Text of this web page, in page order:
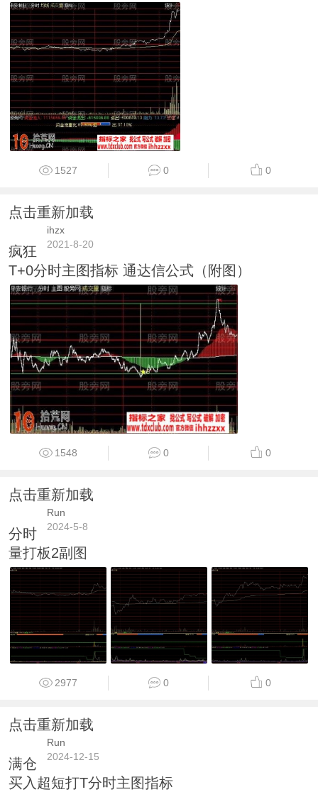
1527 0 0
点击重新加载
ihzx
2021-8-20
疯狂
T+0分时主图指标 通达信公式（附图）
1548 0 0
点击重新加载
Run
2024-5-8
分时
量打板2副图
2977 0 0
点击重新加载
Run
2024-12-15
满仓
买入超短打T分时主图指标